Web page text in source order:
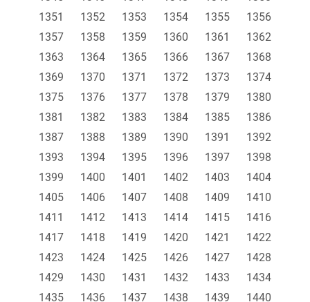
1351
1352 1353 1354 1355
1356
1357
1358 1359 1360 1361
1362
1363
1364 1365 1366 1367
1368
1369
1370 1371 1372 1373
1374
1375
1376 1377 1378 1379
1380
1381
1382 1383 1384 1385
1386
1387
1388 1389 1390 1391
1392
1393
1394 1395 1396 1397
1398
1399
1400 1401 1402 1403
1404
1405
1406 1407 1408 1409
1410
1411
1412 1413 1414 1415
1416
1417
1418 1419 1420 1421
1422
1423
1424 1425 1426 1427
1428
1429
1430 1431 1432 1433
1434
1435
1436 1437 1438 1439
1440